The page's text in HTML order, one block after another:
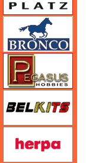
ブ
ペ
ヘ